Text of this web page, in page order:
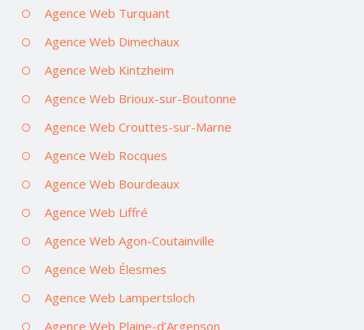
Agence Web Turquant
Agence Web Dimechaux
Agence Web Kintzheim
Agence Web Brioux-sur-Boutonne
Agence Web Crouttes-sur-Marne
Agence Web Rocques
Agence Web Bourdeaux
Agence Web Liffré
Agence Web Agon-Coutainville
Agence Web Élesmes
Agence Web Lampertsloch
Agence Web Plaine-d’Argenson